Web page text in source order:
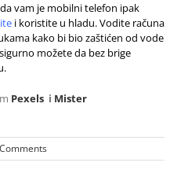
vam je mobilni telefon ipak
i koristite u hladu. Vodite računa
kako bi bio zaštićen od vode
možete da bez brige
Pexels i Mister